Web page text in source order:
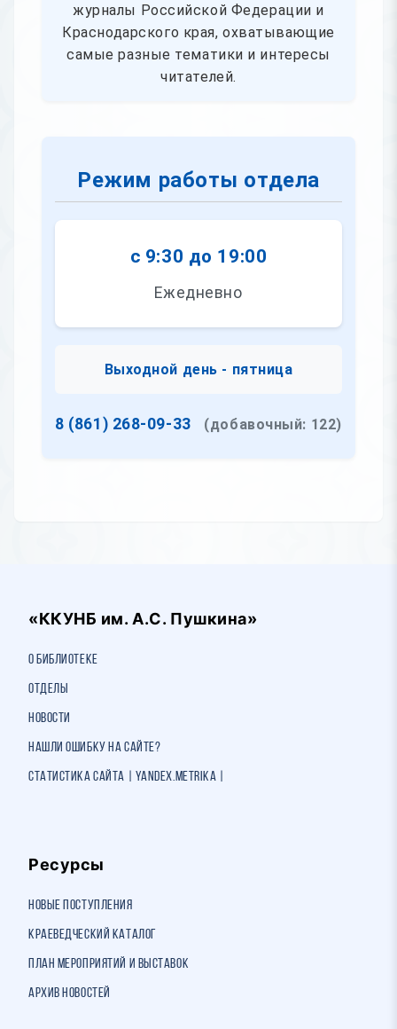
журналы Российской Федерации и
Краснодарского края, охватывающие
самые разные тематики и интересы
читателей.
Режим работы отдела
с 9:30 до 19:00
Ежедневно
Выходной день - пятница
8 (861) 268-09-33 (добавочный: 122)
«ККУНБ им. А.С. Пушкина»
О библиотеке
Отделы
Новости
Нашли ошибку на сайте?
Статистика сайта | Yandex.Metrika |
Ресурсы
Новые поступления
Краеведческий каталог
План мероприятий и выставок
Архив новостей